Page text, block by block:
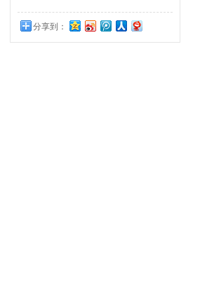
分享到：